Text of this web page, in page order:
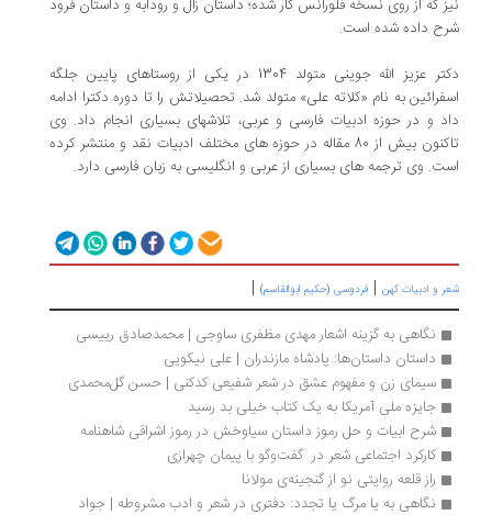
نیز که از روی نسخه فلورانس کار شده؛ داستان زال و رودابه و داستان فرود
شرح داده شده است.
دکتر عزیز الله جوینی متولد 1304 در یکی از روستاهای پایین جلگه
اسفرائین به نام «کلاته علی» متولد شد. تحصیلاتش را تا دوره دکترا ادامه
داد و در حوزه ادبیات فارسی و عربی، تلاشهای بسیاری انجام داد. وی
تاکنون بیش از 80 مقاله در حوزه های مختلف ادبیات نقد و منتشر کرده
است. وی ترجمه های بسیاری از عربی و انگلیسی به زبان فارسی دارد.
شعر و ادبیات کهن | فردوسی (حکیم ابوالقاسم) |
نگاهی به گزینه اشعار مهدی مظفری ساوجی | محمدصادق رییسی
داستان داستان‌ها: پادشاه مازندران | علی نیکویی
سیمای زن و مفهوم عشق در شعر شفیعی کدکنی | حسن گل‌محمدی
جایزه ملی آمریکا به یک کتاب خیلی بد رسید
شرح ابیات و حل رموز داستان سیاوخش در رموز اشراقی شاهنامه
کارکرد اجتماعی شعر در  گفت‌وگو با پیمان چهرازی
راز قلعه روایتی نو از گنجینه‌ی مولانا